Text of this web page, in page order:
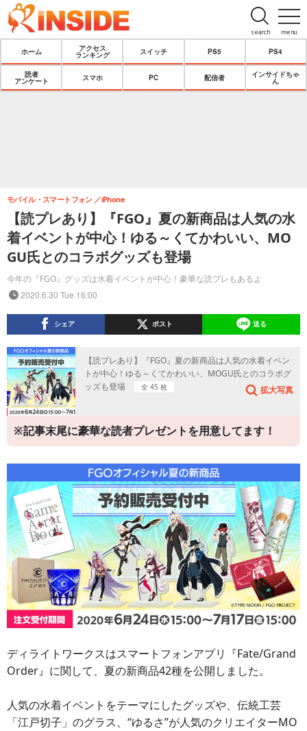
menu
search
ホーム
アクセス
ランキング
スイッチ PS5 PS4
読者
アンケート
スマホ PC 配信者
インサイドちゃ
ん
【読プレあり】『FGO』夏の新商品は人気の水
着イベントが中心！ゆる～くてかわいい、MO
GU氏とのコラボグッズも登場
今年の『FGO』グッズは水着イベントが中心！豪華な読プレもあるよ
モバイル・スマートフォン iPhone
2020.6.30 Tue 16:00
シェア ポスト 送る
【読プレあり】『FGO』夏の新商品は人気の水着イベン
トが中心！ゆる～くてかわいい、MOGU氏とのコラボグ
ッズも登場
全 45 枚 拡大写真
※記事末尾に豪華な読者プレゼントを用意してます！
ディライトワークスはスマートフォンアプリ『Fate/Grand
Order』に関して、夏の新商品42種を公開しました。
人気の水着イベントをテーマにしたグッズや、伝統工芸
「江戸切子」のグラス、“ゆるさ”が人気のクリエイターMO